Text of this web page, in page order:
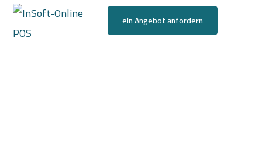
ein Angebot anfordern